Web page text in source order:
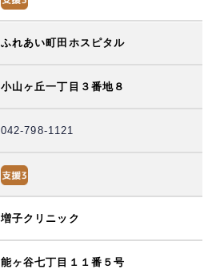
ふれあい町田ホスピタル
小山ヶ丘一丁目３番地８
042-798-1121
増子クリニック
能ヶ谷七丁目１１番５号